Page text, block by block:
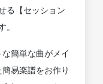
る【セッション
。
簡単な曲がメイ
易楽譜をお作り